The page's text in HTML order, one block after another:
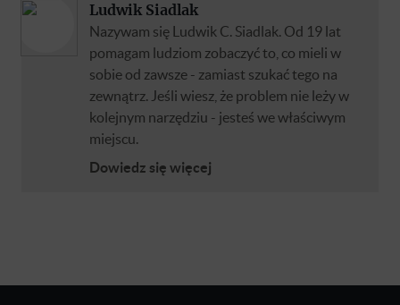
Ludwik Siadlak
Nazywam się Ludwik C. Siadlak. Od 19 lat
pomagam ludziom zobaczyć to, co mieli w
sobie od zawsze - zamiast szukać tego na
zewnątrz. Jeśli wiesz, że problem nie leży w
kolejnym narzędziu - jesteś we właściwym
miejscu.
Dowiedz się więcej